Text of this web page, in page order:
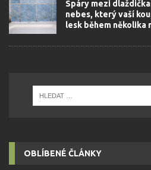
Spáry mezi
nebes, který vaší
lesk během několika
OBLÍBENÉ ČLÁNKY